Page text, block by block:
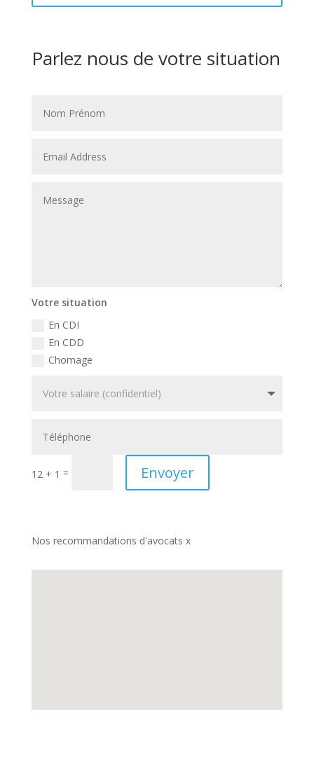
Parlez nous de votre situation
Votre situation
En CDI
En CDD
Chomage
12 + 1 = Envoyer
Nos recommandations d'avocats x